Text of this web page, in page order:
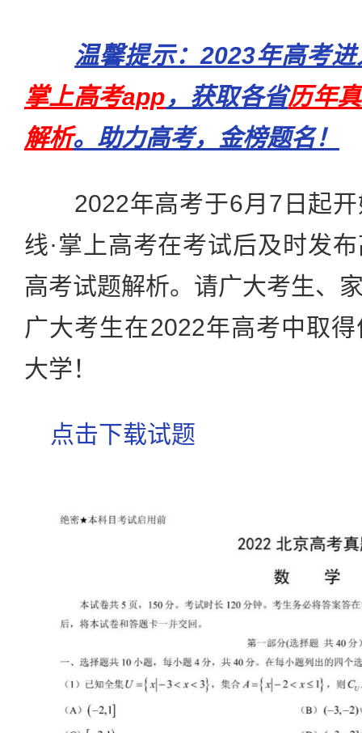
温馨提示：2023年高考
掌上高考app ，获取各省历年
解析。助力高考，金榜题名！
2022年高考于6月7日起开
线·掌上高考在考试后及时发
高考试题解析。请广大考生、
广大考生在2022年高考中取
大学！
点击下载试题